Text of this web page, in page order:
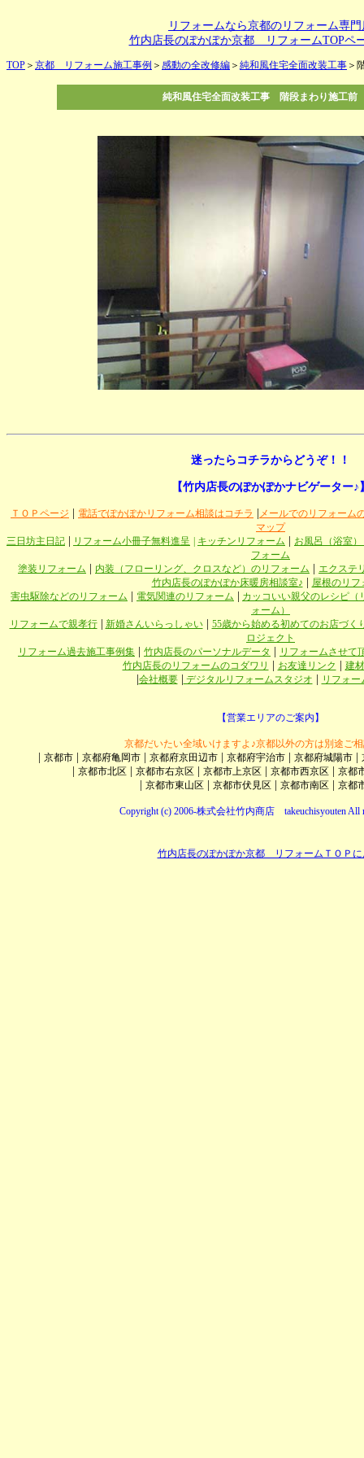
リフォームなら京都のリフォーム専門
竹内店長のぽかぽか京都 リフォームTOPペ
TOP ＞ 京都 リフォーム施工事例 ＞ 感動の全改修編 ＞ 純和風住宅全面改装工事 ＞
純和風住宅全面改装工事 階段まわり施工前
迷ったらコチラからどうぞ！！
【竹内店長のぽかぽかナビゲーター♪
ＴＯＰページ 電話でぽかぽかリフォーム相談はコチラ
メールでのリフォーム
マップ
三日坊主日記
リフォーム小冊子無料進呈 キッチンリフォーム
お風呂（浴室
フォーム
塗装リフォーム
内装（フローリング、クロスなど）のリフォーム
エクステ
竹内店長のぽかぽか床暖房相談室♪
屋根のリフ
害虫駆除などのリフォーム
電気関連のリフォーム
カッコいい親父のレシピ（
ォーム）
リフォームで親孝行| 新婚さんいらっしゃい| 55歳から始める初めてのお店づく
ロジェクト
リフォーム過去施工事例集
竹内店長のパーソナルデータ
リフォームさせて
竹内店長のリフォームのコダワリ
お友達リンク 建
会社概要| デジタルリフォームスタジオ リフォー
【営業エリアのご案内】
京都だいたい全域いけますよ♪京都以外の方は別途ご
京都市 京都府亀岡市 京都府京田辺市 京都府宇治市 京都府城陽市
京都市北区| 京都市右京区| 京都市上京区| 京都市西京区| 京都
京都市東山区| 京都市伏見区| 京都市南区| 京都
Copyright (c) 2006-株式会社竹内商店 takeuchisyouten All
竹内店長のぽかぽか京都 リフォームＴＯＰに